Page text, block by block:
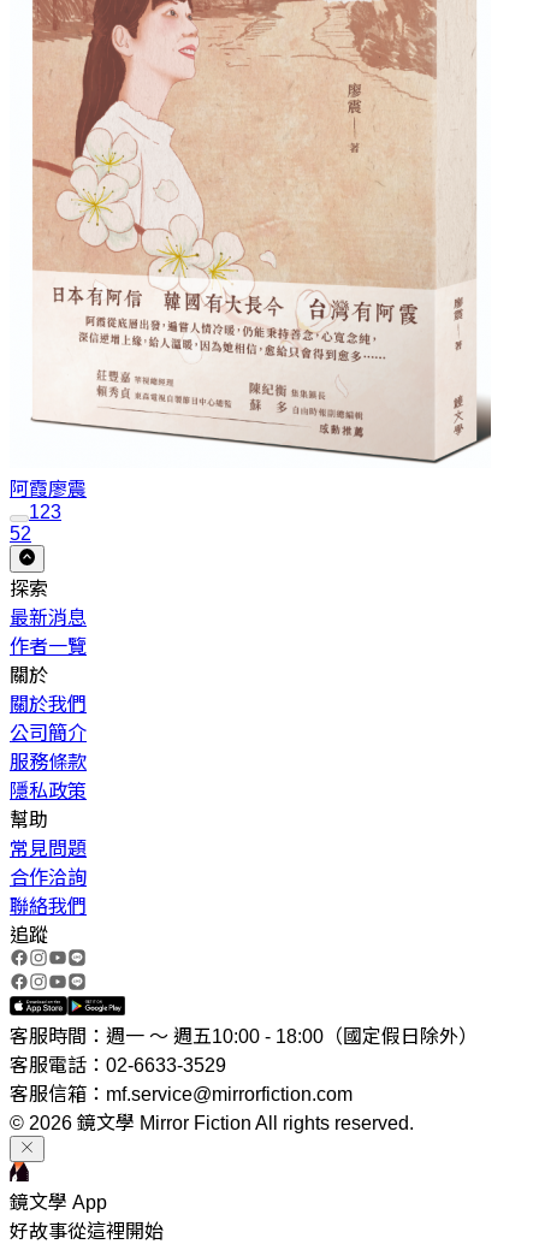
阿霞廖震
123
52
探索
最新消息
作者一覽
關於
關於我們
公司簡介
服務條款
隱私政策
幫助
常見問題
合作洽詢
聯絡我們
追蹤
客服時間：週一 ～ 週五10:00 - 18:00（國定假日除外）
客服電話：02-6633-3529
客服信箱：mf.service@mirrorfiction.com
© 2026 鏡文學 Mirror Fiction All rights reserved.
鏡文學 App
好故事從這裡開始